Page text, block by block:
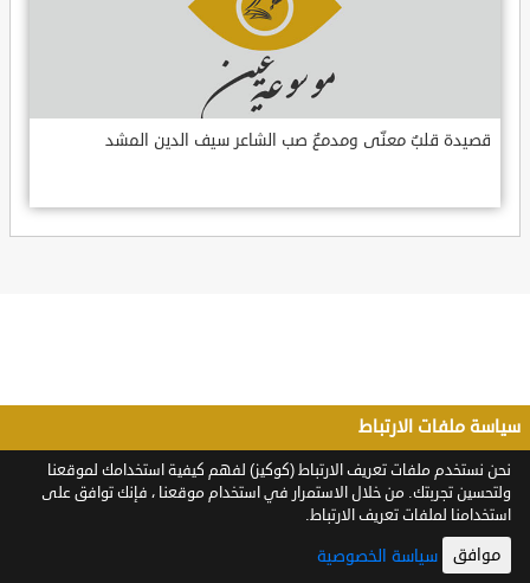
قصيدة قلبٌ معنّى ومدمعٌ صب الشاعر سيف الدين المشد
سياسة ملفات الارتباط
نحن نستخدم ملفات تعريف الارتباط (كوكيز) لفهم كيفية استخدامك لموقعنا
ولتحسين تجربتك. من خلال الاستمرار في استخدام موقعنا ، فإنك توافق على
استخدامنا لملفات تعريف الارتباط.
موافق سياسة الخصوصية